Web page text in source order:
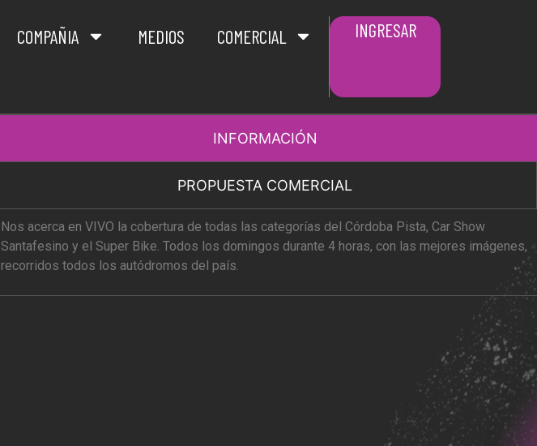
COMPAÑIA MEDIOS COMERCIAL INGRESAR
INFORMACIÓN
PROPUESTA COMERCIAL
Nos acerca en VIVO la cobertura de todas las categorías del Córdoba Pista, Car Show
Santafesino y el Super Bike. Todos los domingos durante 4 horas, con las mejores imágenes,
recorridos todos los autódromos del país.